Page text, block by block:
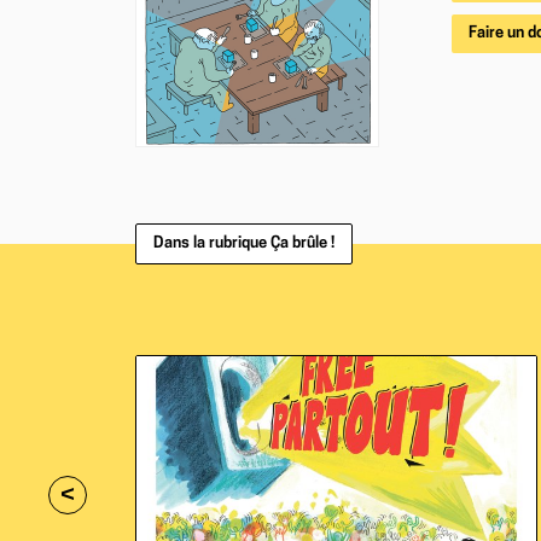
Faire un
<
Dans la rubrique Ça brûle !